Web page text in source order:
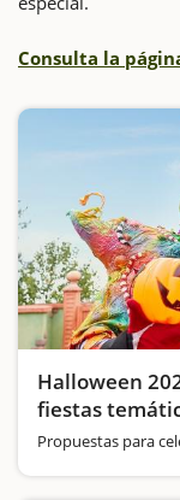
Consulta la
Halloween
fiestas
Propuestas para